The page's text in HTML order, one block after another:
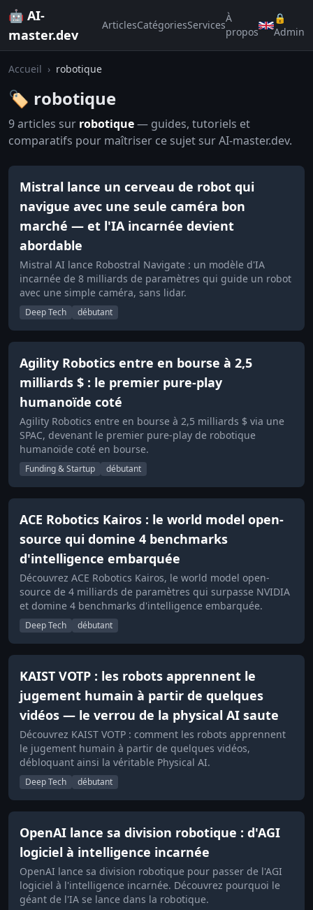
🤖 AI-
master.dev
ArticlesCatégoriesServices
À
propos
🔒
Admin
Accueil › robotique
🏷️ robotique
9 articles sur robotique— guides, tutoriels et
comparatifs pour maîtriser ce sujet sur AI-master.dev.
Mistral lance un cerveau de robot qui
navigue avec une seule caméra bon
marché — et l'IA incarnée devient
abordable
Mistral AI lance Robostral Navigate : un modèle d'IA
incarnée de 8 milliards de paramètres qui guide un robot
avec une simple caméra, sans lidar.
Deep Tech débutant
Agility Robotics entre en bourse à 2,5
milliards $ : le premier pure-play
humanoïde coté
Agility Robotics entre en bourse à 2,5 milliards $ via une
SPAC, devenant le premier pure-play de robotique
humanoïde coté en bourse.
Funding & Startup débutant
ACE Robotics Kairos : le world model open-
source qui domine 4 benchmarks
d'intelligence embarquée
Découvrez ACE Robotics Kairos, le world model open-
source de 4 milliards de paramètres qui surpasse NVIDIA
et domine 4 benchmarks d'intelligence embarquée.
Deep Tech débutant
KAIST VOTP : les robots apprennent le
jugement humain à partir de quelques
vidéos — le verrou de la physical AI saute
Découvrez KAIST VOTP : comment les robots apprennent
le jugement humain à partir de quelques vidéos,
débloquant ainsi la véritable Physical AI.
Deep Tech débutant
OpenAI lance sa division robotique : d'AGI
logiciel à intelligence incarnée
OpenAI lance sa division robotique pour passer de l'AGI
logiciel à l'intelligence incarnée. Découvrez pourquoi le
géant de l'IA se lance dans la robotique.